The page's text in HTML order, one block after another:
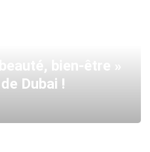
bien-être »
Dubai !